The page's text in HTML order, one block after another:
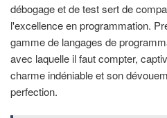
débogage et de test sert de
l'excellence en programmation.
gamme de langages de
avec laquelle il faut compter,
charme indéniable et son
perfection.